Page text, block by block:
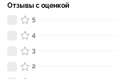
Отзывы с оценкой
5
4
3
2